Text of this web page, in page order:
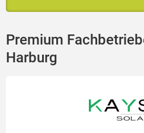
Premium
Harburg